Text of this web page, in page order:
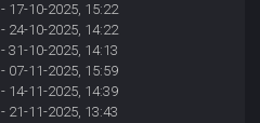
- 17-10-2025, 15:22
- 24-10-2025, 14:22
- 31-10-2025, 14:13
- 07-11-2025, 15:59
- 14-11-2025, 14:39
- 21-11-2025, 13:43